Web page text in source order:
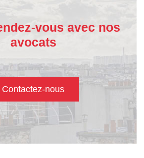
vous avec nos
avocats
Contactez-nous